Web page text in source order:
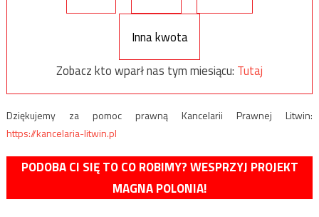
Inna kwota
Zobacz kto wparł nas tym miesiącu: Tutaj
Dziękujemy za pomoc prawną Kancelarii Prawnej Litwin:
https://kancelaria-litwin.pl
PODOBA CI SIĘ TO CO ROBIMY? WESPRZYJ PROJEKT
MAGNA POLONIA!